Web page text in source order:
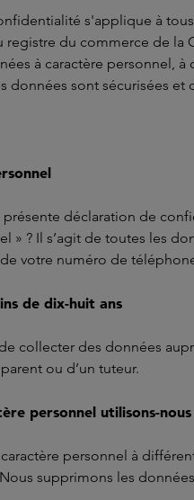
s'applique à
registre du commerce de
à caractère personnel,
données sont sécurisées
déclaration de
» ? Il s’agit de toutes les
votre numéro de
de dix-huit ans
collecter des données
ou d’un tuteur.
personnel utilisons-
personnel à
supprimons les